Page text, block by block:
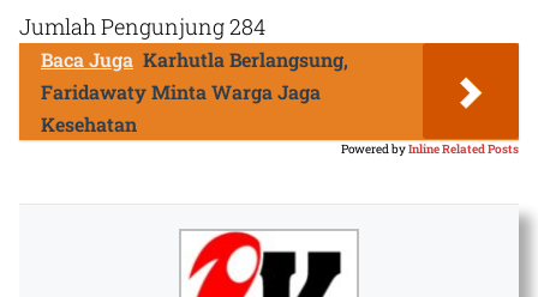
Jumlah Pengunjung284
Baca Juga Karhutla Berlangsung,
Faridawaty Minta Warga Jaga
Kesehatan
Powered byInline Related Posts